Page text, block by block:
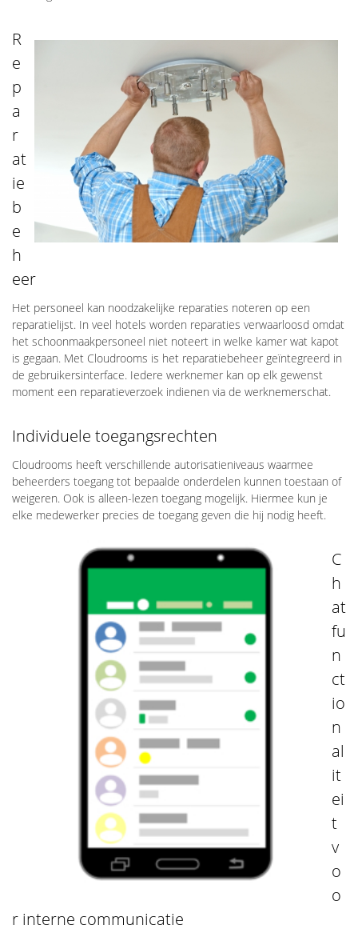
R
e
p
a
r
at
ie
b
e
h
eer
Het personeel kan noodzakelijke reparaties noteren op een
reparatielijst. In veel hotels worden reparaties verwaarloosd omdat
het schoonmaakpersoneel niet noteert in welke kamer wat kapot
is gegaan. Met Cloudrooms is het reparatiebeheer geïntegreerd in
de gebruikersinterface. Iedere werknemer kan op elk gewenst
moment een reparatieverzoek indienen via de werknemerschat.
Individuele toegangsrechten
Cloudrooms heeft verschillende autorisatieniveaus waarmee
beheerders toegang tot bepaalde onderdelen kunnen toestaan of
weigeren. Ook is alleen-lezen toegang mogelijk. Hiermee kun je
elke medewerker precies de toegang geven die hij nodig heeft.
C
h
at
fu
n
ct
io
n
al
it
ei
t
v
o
o
r interne communicatie